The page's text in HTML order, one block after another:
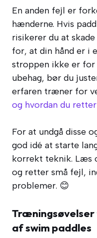
En anden fejl er
hænderne. Hvis
risikerer du at
for, at din hånd er i
stroppen ikke er for
ubehag, bør du
erfaren træner for
og hvordan du
For at undgå disse
god idé at starte
korrekt teknik. Læs
og retter små fejl,
problemer. 😊
af swim paddles